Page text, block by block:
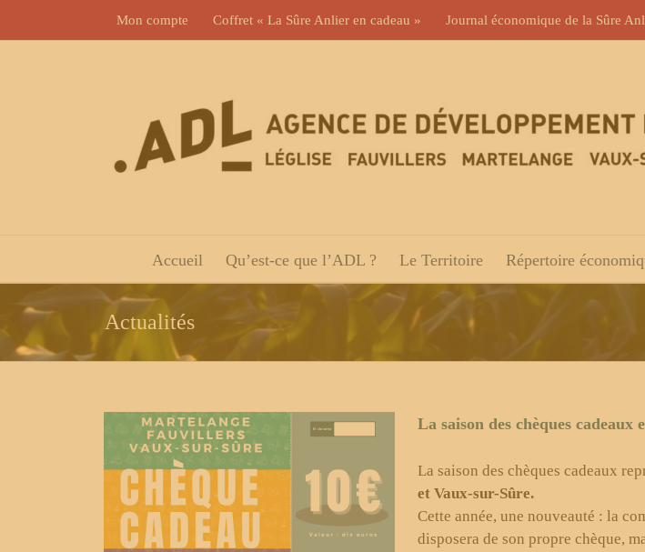
Mon compte Coffret « La Sûre Anlier en cadeau » Journal économique de la Sûre
Accueil Qu’est-ce que l’ADL ? Le Territoire Répertoire
Actualités
La saison des chèques cadeaux
La saison des chèques cadeaux
et Vaux-sur-Sûre.
Cette année, une nouveauté : la
disposera de son propre chèque,